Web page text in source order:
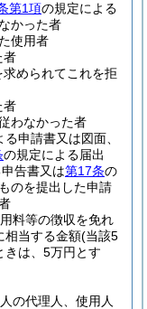
第1項の規定による
かった者
使用者
者
められてこれを拒
者
わなかった者
申請書又は図面、
の規定による届出
告書又は第17条の
のを提出した申請
料等の徴収を免れ
相当する金額(当該5
きは、5万円とす
の代理人、使用人